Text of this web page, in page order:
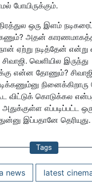
போயிருக்கும்.
ஒரு இளம்
அதன்
ஏற்று நடித்தேன் என்று
வெளியில இருந்து
என்ன தோணும்?
விட்டுக் கொடுக்கல
எப்படிப்பட்ட
இப்பதானே தெரியுது.
Tags
news
latest